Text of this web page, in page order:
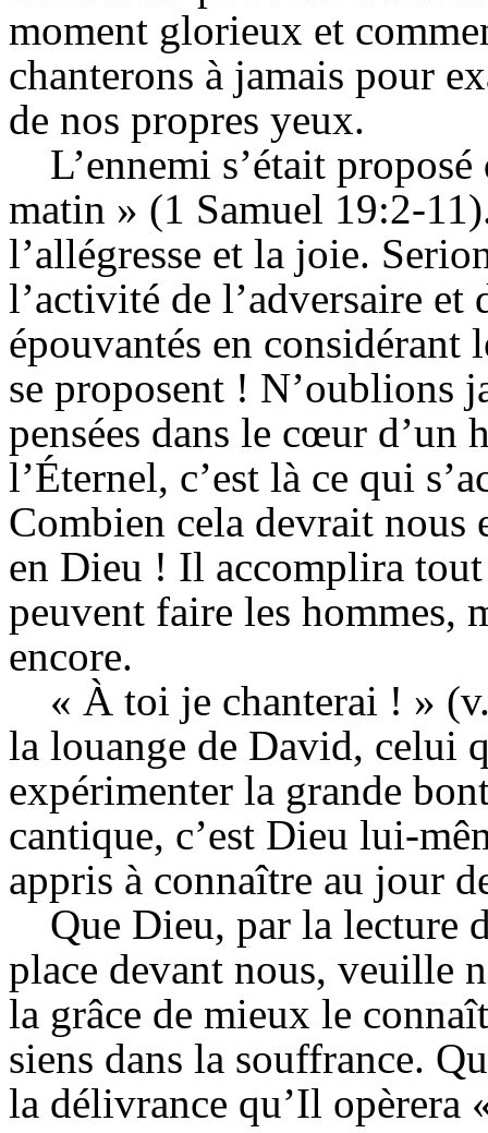
moment glorieux et
chanterons à jamais pour
de nos propres yeux.
L’ennemi s’était
matin » (1 Samuel 19:2-
l’allégresse et la joie.
l’activité de l’adversaire et
épouvantés en considérant
se proposent ! N’oublions
pensées dans le cœur d’un
l’Éternel, c’est là ce qui
Combien cela devrait nous
en Dieu ! Il accomplira
peuvent faire les hommes,
encore.
« À toi je chanterai ! » (v
la louange de David, celui
expérimenter la grande
cantique, c’est Dieu lui-
appris à connaître au jour
Que Dieu, par la lecture
place devant nous, veuille
la grâce de mieux le
siens dans la souffrance.
la délivrance qu’Il